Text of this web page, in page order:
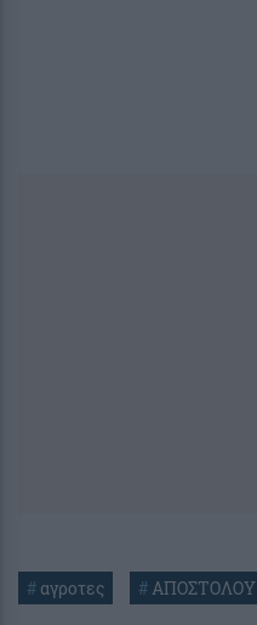
# αγροτες # ΑΠΟΣΤΟΛΟΥ